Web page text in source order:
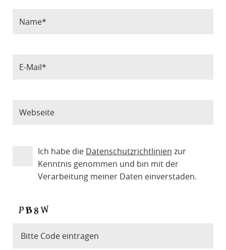
Ich habe die Datenschutzrichtlinien zur
Kenntnis genommen und bin mit der
Verarbeitung meiner Daten einverstaden.